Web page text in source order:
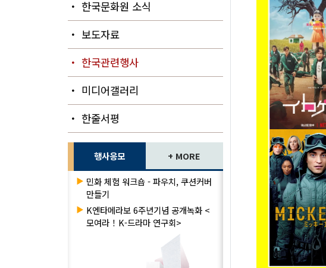
・ 한국문화원 소식
・ 보도자료
・ 한국관련행사
・ 미디어갤러리
・ 한줄서평
행사응모 + MORE
▶ 민화 체험 워크숍 - 파우치, 쿠션커버
만들기
▶ K엔타메라보 6주년기념 공개녹화 <
모여라！K-드라마 연구회>